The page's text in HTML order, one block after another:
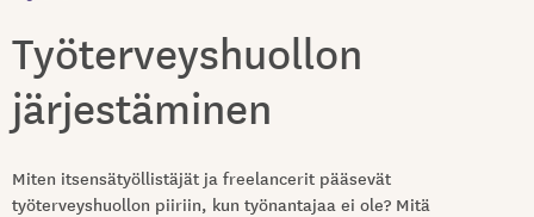
Työterveyshuollon
järjestäminen
Miten itsensätyöllistäjät ja freelancerit pääsevät
työterveyshuollon piiriin, kun työnantajaa ei ole? Mitä